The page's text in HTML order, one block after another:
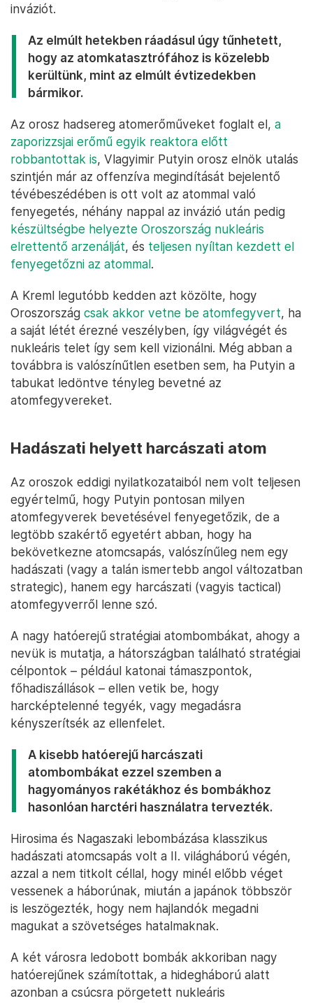
inváziót.
Az elmúlt hetekben ráadásul úgy tűnhetett,
hogy az atomkatasztrófához is közelebb
kerültünk, mint az elmúlt évtizedekben
bármikor.
Az orosz hadsereg atomerőműveket foglalt el, a
zaporizzsjai erőmű egyik reaktora előtt
robbantottak is, Vlagyimir Putyin orosz elnök utalás
szintjén már az offenzíva megindítását bejelentő
tévébeszédében is ott volt az atommal való
fenyegetés, néhány nappal az invázió után pedig
készültségbe helyezte Oroszország nukleáris
elrettentő arzenálját, és teljesen nyíltan kezdett el
fenyegetőzni az atommal.
A Kreml legutóbb kedden azt közölte, hogy
Oroszország csak akkor vetne be atomfegyvert, ha
a saját létét érezné veszélyben, így világvégét és
nukleáris telet így sem kell vizionálni. Még abban a
továbbra is valószínűtlen esetben sem, ha Putyin a
tabukat ledöntve tényleg bevetné az
atomfegyvereket.
Hadászati helyett harcászati atom
Az oroszok eddigi nyilatkozataiból nem volt teljesen
egyértelmű, hogy Putyin pontosan milyen
atomfegyverek bevetésével fenyegetőzik, de a
legtöbb szakértő egyetért abban, hogy ha
bekövetkezne atomcsapás, valószínűleg nem egy
hadászati (vagy a talán ismertebb angol változatban
strategic), hanem egy harcászati (vagyis tactical)
atomfegyverről lenne szó.
A nagy hatóerejű stratégiai atombombákat, ahogy a
nevük is mutatja, a hátországban található stratégiai
célpontok – például katonai támaszpontok,
főhadiszállások – ellen vetik be, hogy
harcképtelenné tegyék, vagy megadásra
kényszerítsék az ellenfelet.
A kisebb hatóerejű harcászati
atombombákat ezzel szemben a
hagyományos rakétákhoz és bombákhoz
hasonlóan harctéri használatra tervezték.
Hirosima és Nagaszaki lebombázása klasszikus
hadászati atomcsapás volt a II. világháború végén,
azzal a nem titkolt céllal, hogy minél előbb véget
vessenek a háborúnak, miután a japánok többször
is leszögezték, hogy nem hajlandók megadni
magukat a szövetséges hatalmaknak.
A két városra ledobott bombák akkoriban nagy
hatóerejűnek számítottak, a hidegháború alatt
azonban a csúcsra pörgetett nukleáris